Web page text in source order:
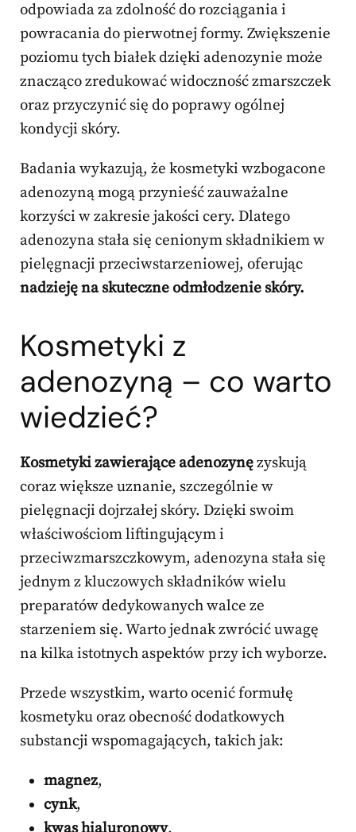
odpowiada za zdolność do rozciągania i
powracania do pierwotnej formy. Zwiększenie
poziomu tych białek dzięki adenozynie może
znacząco zredukować widoczność zmarszczek
oraz przyczynić się do poprawy ogólnej
kondycji skóry.
Badania wykazują, że kosmetyki wzbogacone
adenozyną mogą przynieść zauważalne
korzyści w zakresie jakości cery. Dlatego
adenozyna stała się cenionym składnikiem w
pielęgnacji przeciwstarzeniowej, oferując
nadzieję na skuteczne odmłodzenie skóry.
Kosmetyki z
adenozyną – co warto
wiedzieć?
Kosmetyki zawierające adenozynęzyskują
coraz większe uznanie, szczególnie w
pielęgnacji dojrzałej skóry. Dzięki swoim
właściwościom liftingującym i
przeciwzmarszczkowym, adenozyna stała się
jednym z kluczowych składników wielu
preparatów dedykowanych walce ze
starzeniem się. Warto jednak zwrócić uwagę
na kilka istotnych aspektów przy ich wyborze.
Przede wszystkim, warto ocenić formułę
kosmetyku oraz obecność dodatkowych
substancji wspomagających, takich jak:
magnez,
cynk,